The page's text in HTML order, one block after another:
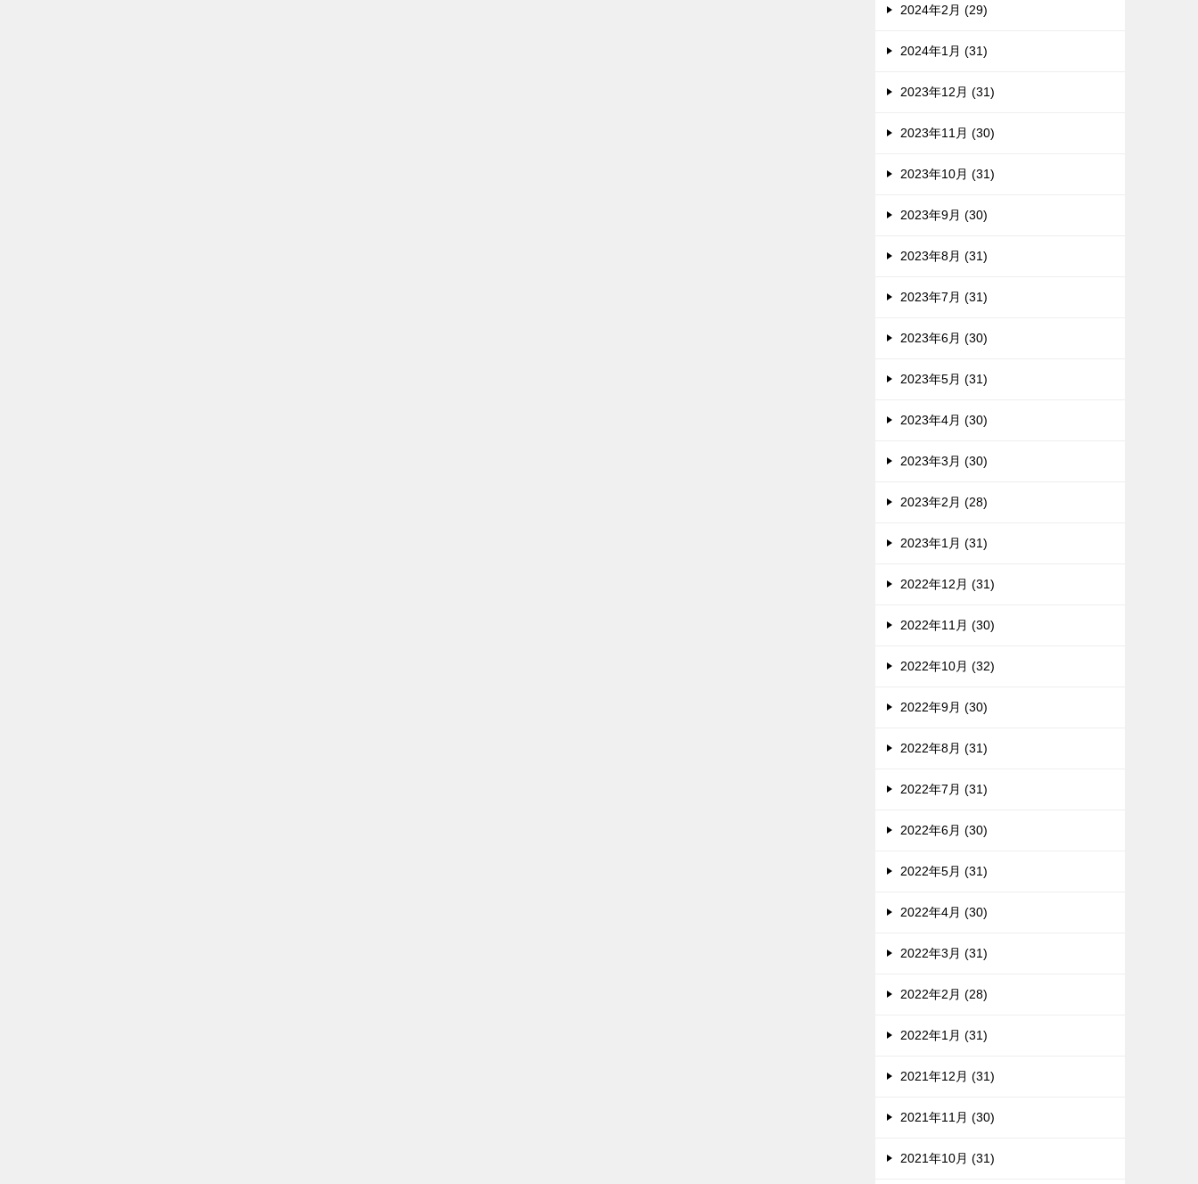
2024年2月 (29)
2024年1月 (31)
2023年12月 (31)
2023年11月 (30)
2023年10月 (31)
2023年9月 (30)
2023年8月 (31)
2023年7月 (31)
2023年6月 (30)
2023年5月 (31)
2023年4月 (30)
2023年3月 (30)
2023年2月 (28)
2023年1月 (31)
2022年12月 (31)
2022年11月 (30)
2022年10月 (32)
2022年9月 (30)
2022年8月 (31)
2022年7月 (31)
2022年6月 (30)
2022年5月 (31)
2022年4月 (30)
2022年3月 (31)
2022年2月 (28)
2022年1月 (31)
2021年12月 (31)
2021年11月 (30)
2021年10月 (31)